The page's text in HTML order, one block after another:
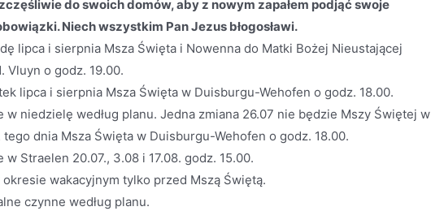
do swoich domów, aby z nowym zapałem podjąć swoje
Niech wszystkim Pan Jezus błogosławi.
lipca i sierpnia Msza Święta i Nowenna do Matki Bożej Nieustającej
Vluyn o godz. 19.00.
lipca i sierpnia Msza Święta w Duisburgu-Wehofen o godz. 18.00.
w niedzielę według planu. Jedna zmiana 26.07 nie będzie Mszy Świętej w
tego dnia Msza Święta w Duisburgu-Wehofen o godz. 18.00.
w Straelen 20.07., 3.08 i 17.08. godz. 15.00.
wakacyjnym tylko przed Mszą Świętą.
czynne według planu.